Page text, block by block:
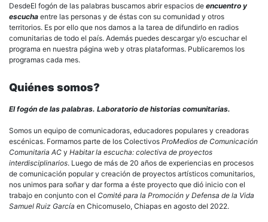
DesdeEl fogón de las palabras buscamos abrir espacios de encuentro y
escucha entre las personas y de éstas con su comunidad y otros
territorios. Es por ello que nos damos a la tarea de difundirlo en radios
comunitarias de todo el país. Además puedes descargar y/o escuchar el
programa en nuestra página web y otras plataformas. Publicaremos los
programas cada mes.
Quiénes somos?
El fogón de las palabras. Laboratorio de historias comunitarias.
Somos un equipo de comunicadoras, educadores populares y creadoras
escénicas. Formamos parte de los Colectivos ProMedios de Comunicación
Comunitaria AC y Habitar la escucha: colectiva de proyectos
interdisciplinarios. Luego de más de 20 años de experiencias en procesos
de comunicación popular y creación de proyectos artísticos comunitarios,
nos unimos para soñar y dar forma a éste proyecto que dió inicio con el
trabajo en conjunto con el Comité para la Promoción y Defensa de la Vida
Samuel Ruiz García en Chicomuselo, Chiapas en agosto del 2022.